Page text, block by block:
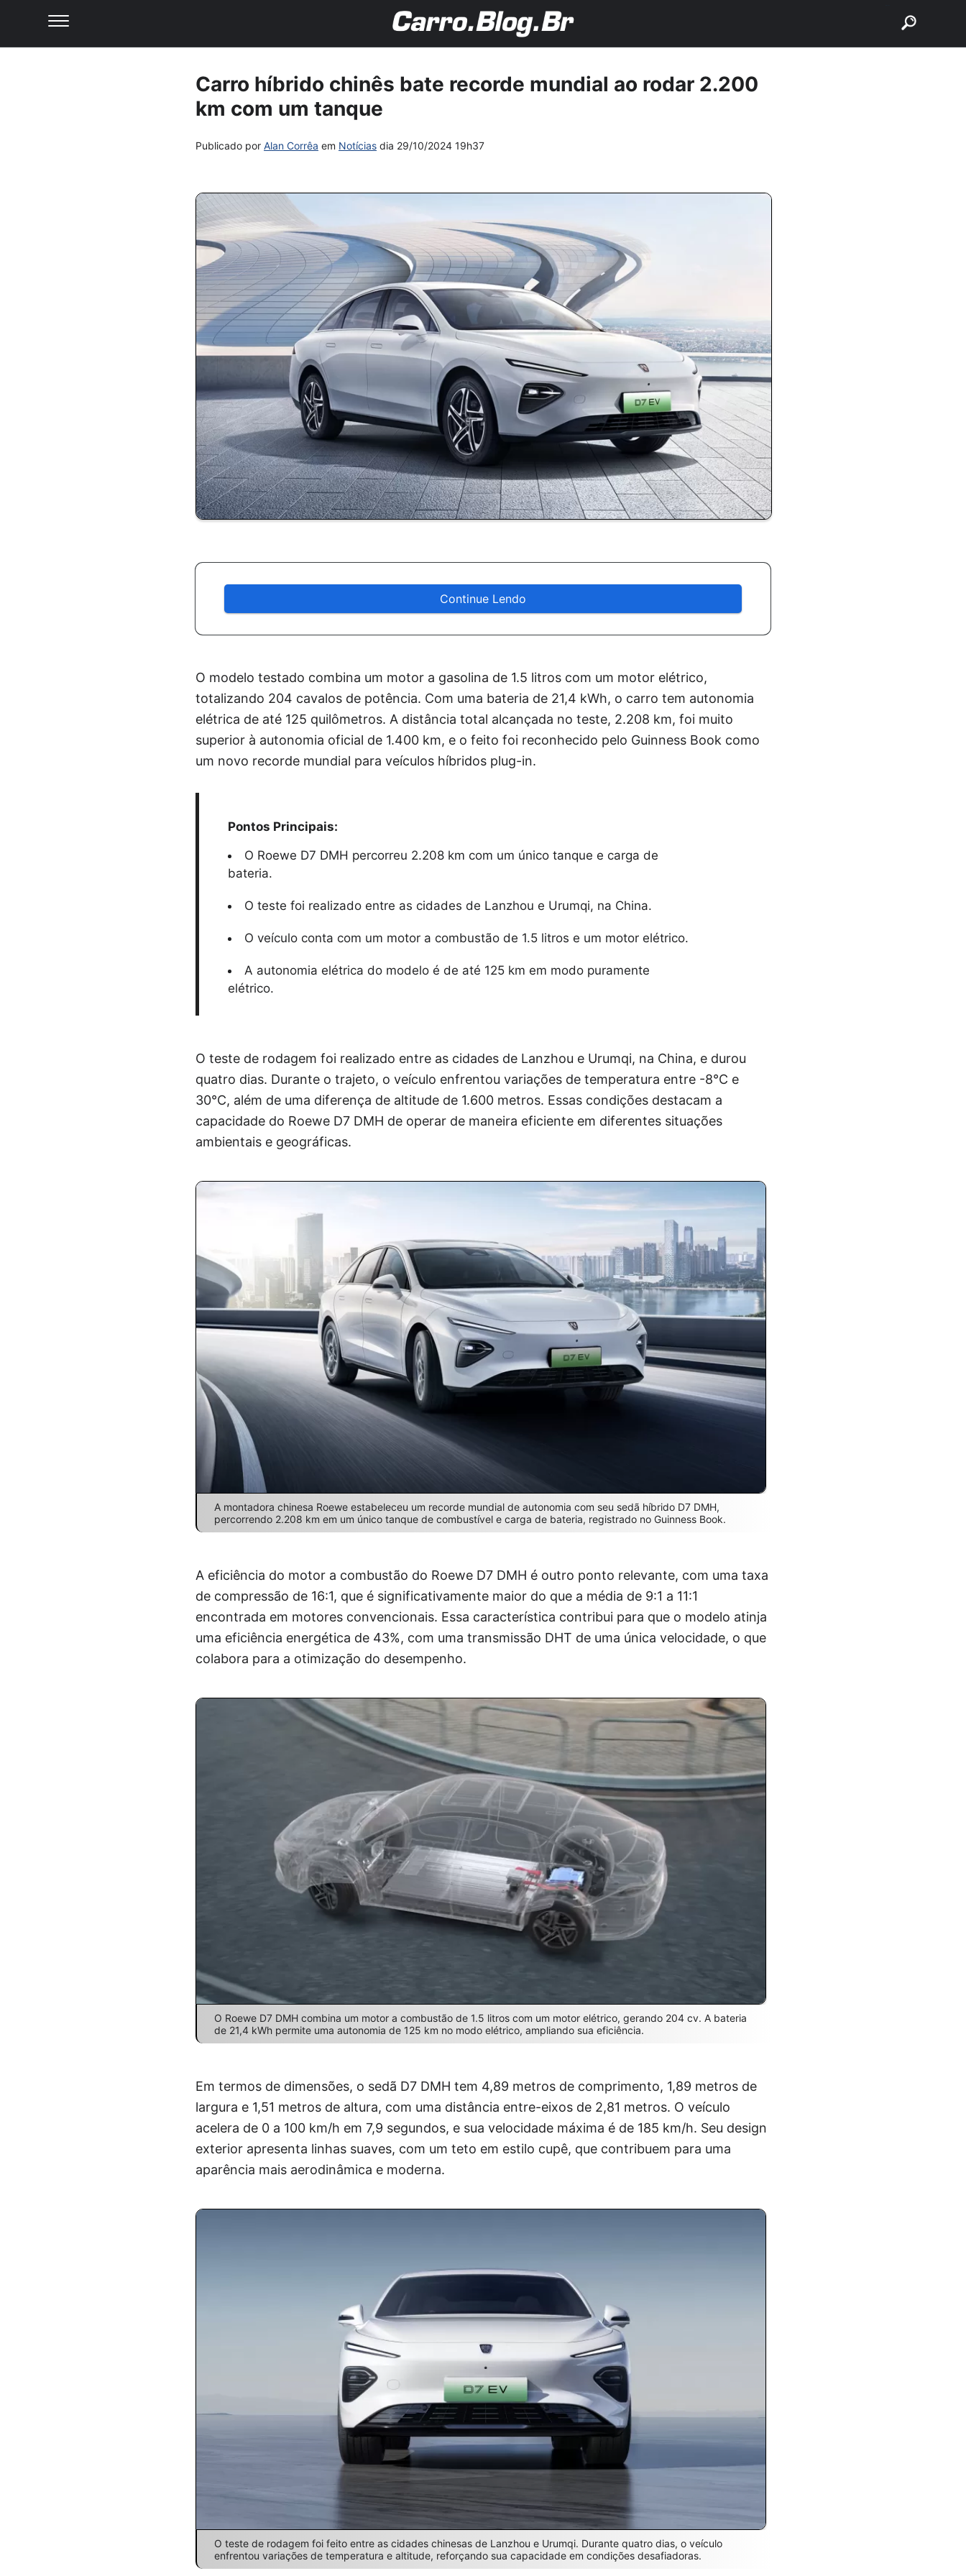
Carro híbrido chinês bate recorde mundial ao rodar 2.200
km com um tanque
Publicado por Alan Corrêa em Notícias dia 29/10/2024 19h37
Continue Lendo
O modelo testado combina um motor a gasolina de 1.5 litros com um motor elétrico,
totalizando 204 cavalos de potência. Com uma bateria de 21,4 kWh, o carro tem autonomia
elétrica de até 125 quilômetros. A distância total alcançada no teste, 2.208 km, foi muito
superior à autonomia oficial de 1.400 km, e o feito foi reconhecido pelo Guinness Book como
um novo recorde mundial para veículos híbridos plug-in.
Pontos Principais:
O Roewe D7 DMH percorreu 2.208 km com um único tanque e carga de
bateria.
O teste foi realizado entre as cidades de Lanzhou e Urumqi, na China.
O veículo conta com um motor a combustão de 1.5 litros e um motor elétrico.
A autonomia elétrica do modelo é de até 125 km em modo puramente
elétrico.
O teste de rodagem foi realizado entre as cidades de Lanzhou e Urumqi, na China, e durou
quatro dias. Durante o trajeto, o veículo enfrentou variações de temperatura entre -8°C e
30°C, além de uma diferença de altitude de 1.600 metros. Essas condições destacam a
capacidade do Roewe D7 DMH de operar de maneira eficiente em diferentes situações
ambientais e geográficas.
A montadora chinesa Roewe estabeleceu um recorde mundial de autonomia com seu sedã híbrido D7 DMH,
percorrendo 2.208 km em um único tanque de combustível e carga de bateria, registrado no Guinness Book.
A eficiência do motor a combustão do Roewe D7 DMH é outro ponto relevante, com uma taxa
de compressão de 16:1, que é significativamente maior do que a média de 9:1 a 11:1
encontrada em motores convencionais. Essa característica contribui para que o modelo atinja
uma eficiência energética de 43%, com uma transmissão DHT de uma única velocidade, o que
colabora para a otimização do desempenho.
O Roewe D7 DMH combina um motor a combustão de 1.5 litros com um motor elétrico, gerando 204 cv. A bateria
de 21,4 kWh permite uma autonomia de 125 km no modo elétrico, ampliando sua eficiência.
Em termos de dimensões, o sedã D7 DMH tem 4,89 metros de comprimento, 1,89 metros de
largura e 1,51 metros de altura, com uma distância entre-eixos de 2,81 metros. O veículo
acelera de 0 a 100 km/h em 7,9 segundos, e sua velocidade máxima é de 185 km/h. Seu design
exterior apresenta linhas suaves, com um teto em estilo cupê, que contribuem para uma
aparência mais aerodinâmica e moderna.
O teste de rodagem foi feito entre as cidades chinesas de Lanzhou e Urumqi. Durante quatro dias, o veículo
enfrentou variações de temperatura e altitude, reforçando sua capacidade em condições desafiadoras.